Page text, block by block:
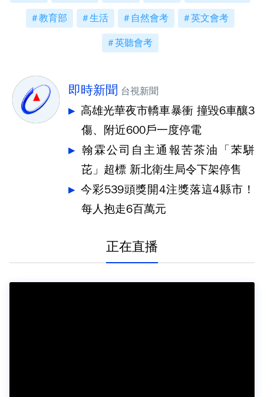
教育部 生活 自然會考 英文會考
英聽會考
即時新聞 台視新聞
高雄光華夜市轎車暴衝 撞毀6車釀3
傷、附近600戶一度停電
翰霖公司自主通報苦茶油「苯駢
芘」超標 新北衛生局令下架停售
今彩539頭獎開4注獎落這4縣市！
每人抱走6百萬元
正在直播